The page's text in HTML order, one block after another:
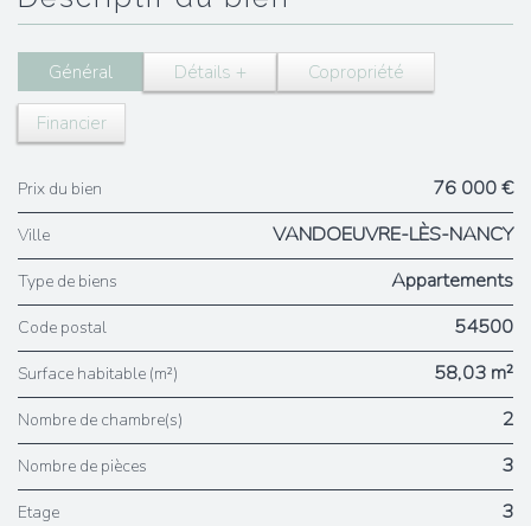
Général Détails + Copropriété
Financier
Prix du bien 76 000 €
Ville VANDOEUVRE-LÈS-NANCY
Type de biens Appartements
Code postal 54500
Surface habitable (m²) 58,03 m²
Nombre de chambre(s) 2
Nombre de pièces 3
Etage 3